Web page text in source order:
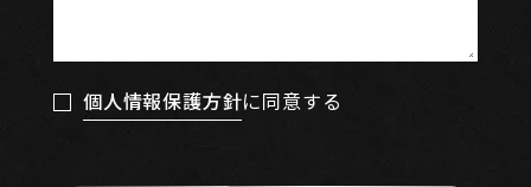
個人情報保護方針に同意する